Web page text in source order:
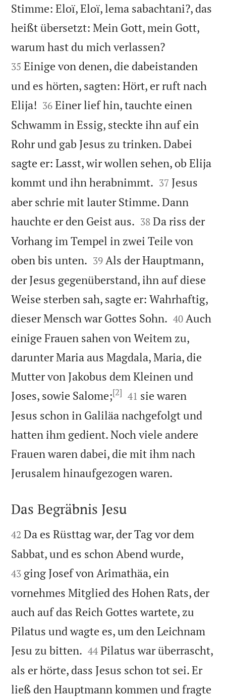
Stimme: Eloï, Eloï, lema sabachtani?, das
heißt übersetzt: Mein Gott, mein Gott,
warum hast du mich verlassen?
35 Einige von denen, die dabeistanden
und es hörten, sagten: Hört, er ruft nach
Elija! 

36 Einer lief hin, tauchte einen
Schwamm in Essig, steckte ihn auf ein
Rohr und gab Jesus zu trinken. Dabei
sagte er: Lasst, wir wollen sehen, ob Elija
kommt und ihn herabnimmt. 

37 Jesus
aber schrie mit lauter Stimme. Dann
hauchte er den Geist aus. 

38 Da riss der
Vorhang im Tempel in zwei Teile von
oben bis unten. 

39 Als der Hauptmann,
der Jesus gegenüberstand, ihn auf diese
Weise sterben sah, sagte er: Wahrhaftig,
dieser Mensch war Gottes Sohn. 

40 Auch
einige Frauen sahen von Weitem zu,
darunter Maria aus Magdala, Maria, die
Mutter von Jakobus dem Kleinen und
Joses, sowie Salome;[2] 

41 sie waren
Jesus schon in Galiläa nachgefolgt und
hatten ihm gedient. Noch viele andere
Frauen waren dabei, die mit ihm nach
Jerusalem hinaufgezogen waren.

Das Begräbnis Jesu

42 Da es Rüsttag war, der Tag vor dem
Sabbat, und es schon Abend wurde,
43 ging Josef von Arimathäa, ein
vornehmes Mitglied des Hohen Rats, der
auch auf das Reich Gottes wartete, zu
Pilatus und wagte es, um den Leichnam
Jesu zu bitten. 

44 Pilatus war überrascht,
als er hörte, dass Jesus schon tot sei. Er
ließ den Hauptmann kommen und fragte